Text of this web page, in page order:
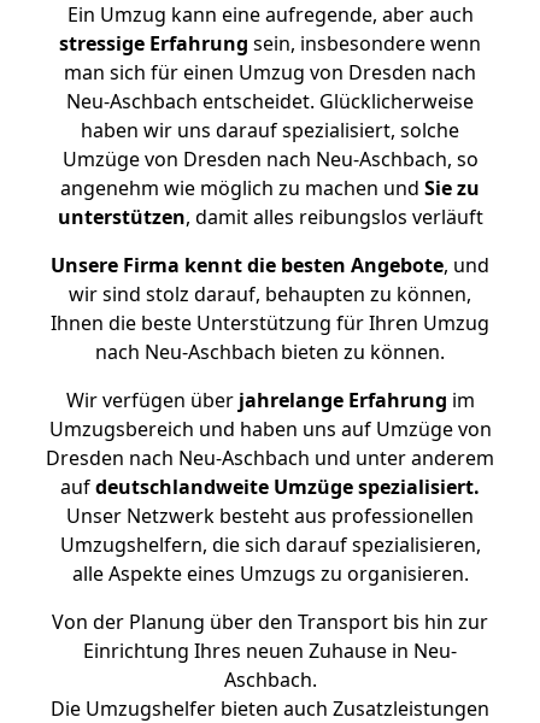
Ein Umzug kann eine aufregende, aber auch
stressige Erfahrung sein, insbesondere wenn
man sich für einen Umzug von Dresden nach
Neu-Aschbach entscheidet. Glücklicherweise
haben wir uns darauf spezialisiert, solche
Umzüge von Dresden nach Neu-Aschbach, so
angenehm wie möglich zu machen und Sie zu
unterstützen, damit alles reibungslos verläuft
Unsere Firma kennt die besten Angebote, und
wir sind stolz darauf, behaupten zu können,
Ihnen die beste Unterstützung für Ihren Umzug
nach Neu-Aschbach bieten zu können.
Wir verfügen überjahrelange Erfahrung im
Umzugsbereich und haben uns auf Umzüge von
Dresden nach Neu-Aschbach und unter anderem
aufdeutschlandweite Umzüge spezialisiert.
Unser Netzwerk besteht aus professionellen
Umzugshelfern, die sich darauf spezialisieren,
alle Aspekte eines Umzugs zu organisieren.
Von der Planung über den Transport bis hin zur
Einrichtung Ihres neuen Zuhause in Neu-
Aschbach.
Die Umzugshelfer bieten auch Zusatzleistungen